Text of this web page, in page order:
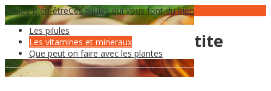
Pilules Bien-êtreCes pilules qui vous font du bien
Les pilules
Les vitamines et mineraux
Que peut on faire avec les plantes
03 Juin
La viola tricolor, une petite
fleur